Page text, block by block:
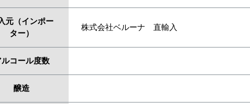
元（インポー
ター）
株式会社ベルーナ 直輸入
ルコール度数
醸造